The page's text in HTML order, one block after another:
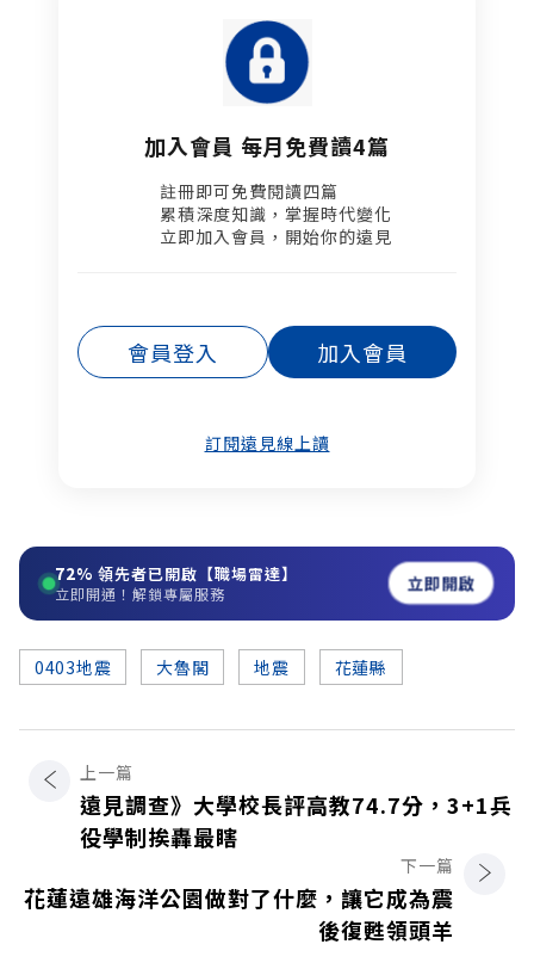
加入會員 每月免費讀4篇
註冊即可免費閱讀四篇​
累積深度知識，掌握時代變化​
立即加入會員，開始你的遠見
會員登入 加入會員
訂閱遠見線上讀
72% 領先者已開啟【職場雷達】
立即開通！解鎖專屬服務 立即開啟
0403地震 大魯閣 地震 花蓮縣
上一篇
遠見調查》大學校長評高教74.7分，3+1兵
役學制挨轟最瞎
下一篇
花蓮遠雄海洋公園做對了什麼，讓它成為震
後復甦領頭羊